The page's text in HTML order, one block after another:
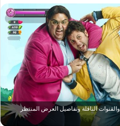
موعد الحلقة 14 من مسلسل اللعبة 5 والقنوات الناقلة وتفاصيل العرض المنتظر